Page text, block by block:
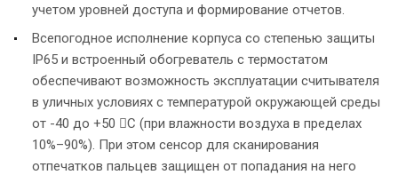
учетом уровней доступа и формирование отчетов.
Всепогодное исполнение корпуса со степенью защиты
IP65 и встроенный обогреватель с термостатом
обеспечивают возможность эксплуатации считывателя
в уличных условиях с температурой окружающей среды
от -40 до +50 С (при влажности воздуха в пределах
10%–90%). При этом сенсор для сканирования
отпечатков пальцев защищен от попадания на него